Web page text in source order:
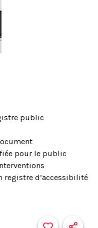
public
pour le public
registre d’accessibilité